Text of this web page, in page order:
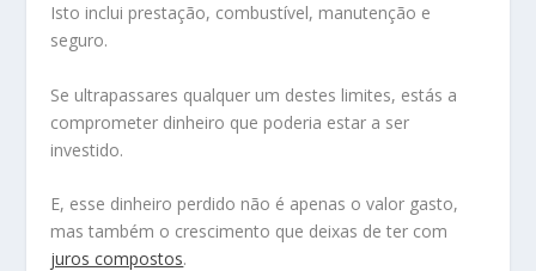
Isto inclui prestação, combustível, manutenção e
seguro.
Se ultrapassares qualquer um destes limites, estás a
comprometer dinheiro que poderia estar a ser
investido.
E, esse dinheiro perdido não é apenas o valor gasto,
mas também o crescimento que deixas de ter com
juros compostos.